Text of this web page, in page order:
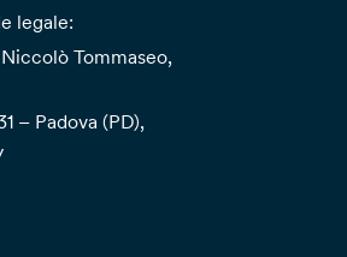
legale:
Tommaseo,
– Padova (PD),